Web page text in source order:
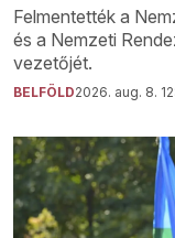
Felmentették a
és a Nemzeti
vezetőjét.
BELFÖLD2026. aug. 8.